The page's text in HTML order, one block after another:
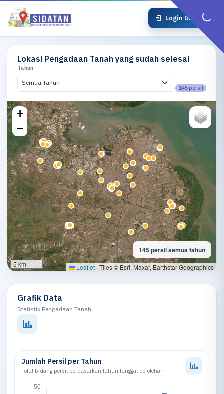
Login DPRKPP
Lokasi Pengadaan Tanah yang sudah selesai
Tahun
145 persil
+
−
5 km
145 persil semua tahun
Leaflet | Tiles © Esri, Maxar, Earthstar Geographics
Grafik Data
Statistik Pengadaan Tanah
Jumlah Persil per Tahun
Total bidang persil berdasarkan tahun tanggal perolehan